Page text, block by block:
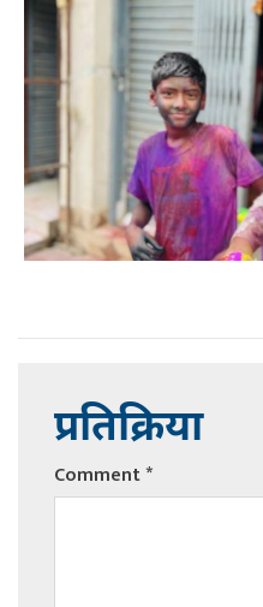
प्रतिक्रिया
Comment*